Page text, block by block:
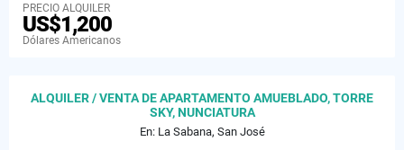
PRECIO ALQUILER
US$1,200
Dólares Americanos
ALQUILER / VENTA DE APARTAMENTO AMUEBLADO, TORRE
SKY, NUNCIATURA
En: La Sabana, San José